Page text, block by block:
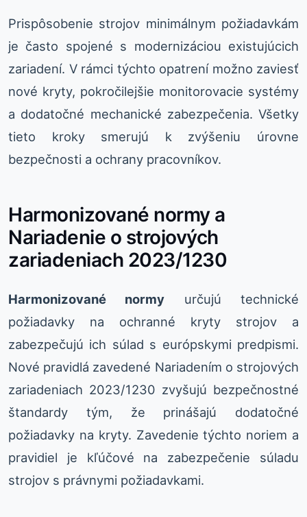
Prispôsobenie strojov minimálnym požiadavkám
je často spojené s modernizáciou existujúcich
zariadení. V rámci týchto opatrení možno zaviesť
nové kryty, pokročilejšie monitorovacie systémy
a dodatočné mechanické zabezpečenia. Všetky
tieto kroky smerujú k zvýšeniu úrovne
bezpečnosti a ochrany pracovníkov.
Harmonizované normy a
Nariadenie o strojových
zariadeniach 2023/1230
Harmonizované normy určujú technické
požiadavky na ochranné kryty strojov a
zabezpečujú ich súlad s európskymi predpismi.
Nové pravidlá zavedené Nariadením o strojových
zariadeniach 2023/1230 zvyšujú bezpečnostné
štandardy tým, že prinášajú dodatočné
požiadavky na kryty. Zavedenie týchto noriem a
pravidiel je kľúčové na zabezpečenie súladu
strojov s právnymi požiadavkami.